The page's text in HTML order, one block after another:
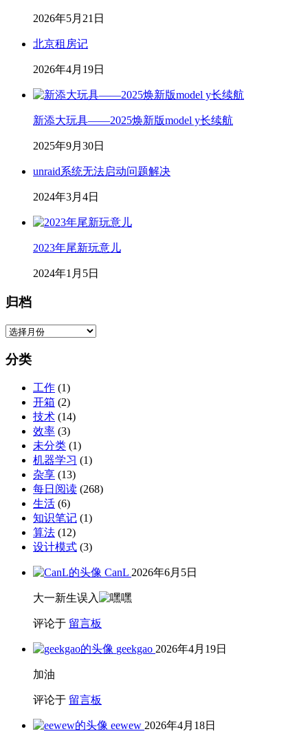
2026年5月21日
北京租房记
2026年4月19日
新添大玩具——2025焕新版model y长续航
2025年9月30日
unraid系统无法启动问题解决
2024年3月4日
2023年尾新玩意儿
2024年1月5日
归档
归
分类
工作 (1)
开箱 (2)
技术 (14)
效率 (3)
未分类 (1)
机器学习 (1)
杂享 (13)
每日阅读 (268)
生活 (6)
知识笔记 (1)
算法 (12)
设计模式 (3)
CanL 2026年6月5日
大一新生误入
评论于 留言板
geekgao 2026年4月19日
加油
评论于 留言板
eewew 2026年4月18日